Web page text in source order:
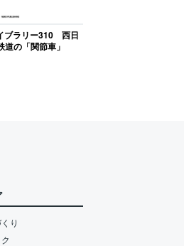
ブラリー310 西日
道の「関節車」
り